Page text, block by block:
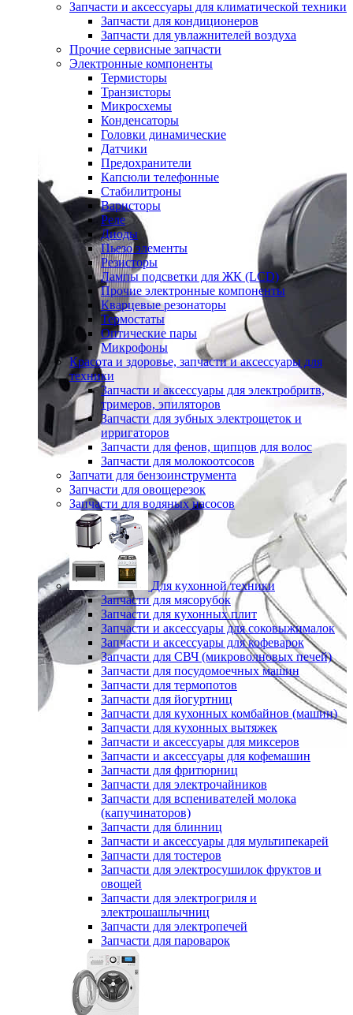
Запчасти и аксессуары для климатической техники
Запчасти для кондиционеров
Запчасти для увлажнителей воздуха
Прочие сервисные запчасти
Электронные компоненты
Термисторы
Транзисторы
Микросхемы
Конденсаторы
Головки динамические
Датчики
Предохранители
Капсюли телефонные
Стабилитроны
Варисторы
Реле
Диоды
Пьезо элементы
Резисторы
Лампы подсветки для ЖК (LCD)
Прочие электронные компоненты
Кварцевые резонаторы
Термостаты
Оптические пары
Микрофоны
Красота и здоровье, запчасти и аксессуары для
техники
Запчасти и аксессуары для электробритв,
тримеров, эпиляторов
Запчасти для зубных электрощеток и
ирригаторов
Запчасти для фенов, щипцов для волос
Запчасти для молокоотсосов
Запчати для бензоинструмента
Запчасти для овощерезок
Запчасти для водяных насосов
Для кухонной техники
Запчасти для мясорубок
Запчасти для кухонных плит
Запчасти и аксессуары для соковыжималок
Запчасти и аксессуары для кофеварок
Запчасти для СВЧ (микроволновых печей)
Запчасти для посудомоечных машин
Запчасти для термопотов
Запчасти для йогуртниц
Запчасти для кухонных комбайнов (машин)
Запчасти для кухонных вытяжек
Запчасти и аксессуары для миксеров
Запчасти и аксессуары для кофемашин
Запчасти для фритюрниц
Запчасти для электрочайников
Запчасти для вспенивателей молока
(капучинаторов)
Запчасти для блинниц
Запчасти и аксессуары для мультипекарей
Запчасти для тостеров
Запчасти для электросушилок фруктов и
овощей
Запчасти для электрогриля и
электрошашлычниц
Запчасти для электропечей
Запчасти для пароварок